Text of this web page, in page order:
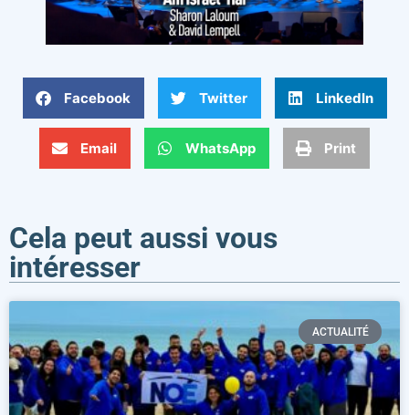
Facebook Twitter LinkedIn
Email WhatsApp Print
Cela peut aussi vous
intéresser
ACTUALITÉ